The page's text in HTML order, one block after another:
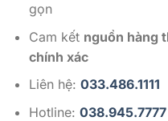
gọn
Cam kết nguồn hàng
chính xác
Liên hệ: 033.486.1111
Hotline: 038.945.7777